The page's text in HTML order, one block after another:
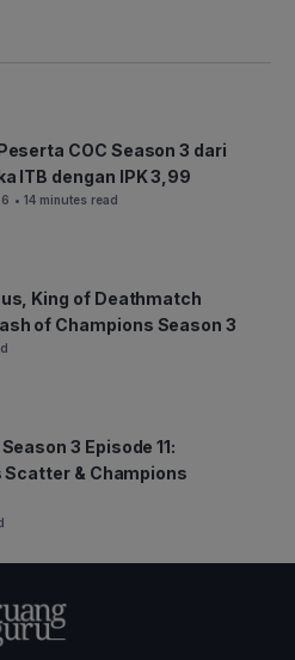
COC Season 3 dari
ITB dengan IPK 3,99
• 14 minutes read
King of Deathmatch
of Champions Season 3
3 Episode 11:
& Champions